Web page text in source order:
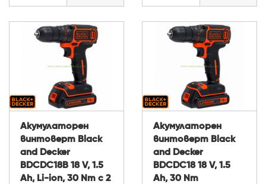
Акумулаторен
винтоверт Black
and Decker
BDCDC18B 18 V, 1.5
Ah, Li-ion, 30 Nm с 2
Акумулаторен
винтоверт Black
and Decker
BDCDC18 18 V, 1.5
Ah, 30 Nm